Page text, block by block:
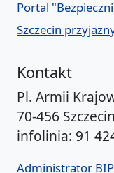
Portal
Szczecin
Kontakt
Pl. Armii
70-456 Szczecin
infolinia: 91
Administrator